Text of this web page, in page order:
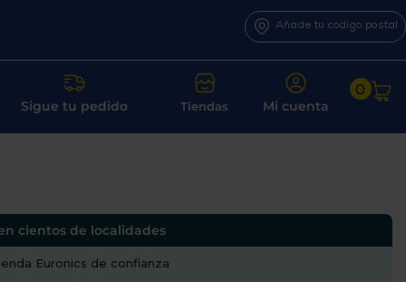
Añade tu código postal
Sigue tu pedido Tiendas Mi cuenta
0
cientos de localidades
Euronics de confianza